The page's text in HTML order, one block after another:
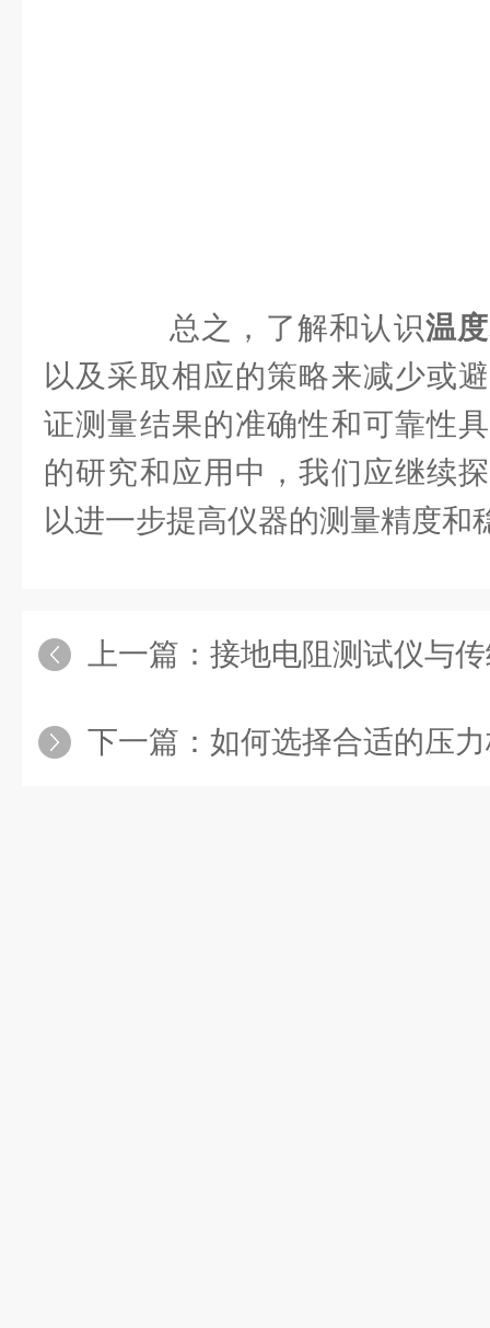
总之，了解和认识温
以及采取相应的策略来减少或
证测量结果的准确性和可靠性
的研究和应用中，我们应继续
以进一步提高仪器的测量精度和
上一篇： 接地电阻测试仪与传
下一篇： 如何选择合适的压力校验仪